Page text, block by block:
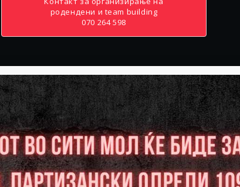
родендени и team building
070 264 598
МАРТ 2026
СРЕДА ЧЕТВРТОК
04 05